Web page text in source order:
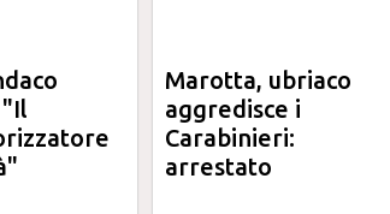
Marotta, ubriaco
aggredisce i
Carabinieri:
arrestato